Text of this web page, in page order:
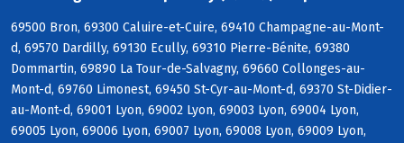
69500 Bron, 69300 Caluire-et-Cuire, 69410 Champagne-au-Mont-
d, 69570 Dardilly, 69130 Ecully, 69310 Pierre-Bénite, 69380
Dommartin, 69890 La Tour-de-Salvagny, 69660 Collonges-au-
Mont-d, 69760 Limonest, 69450 St-Cyr-au-Mont-d, 69370 St-Didier-
au-Mont-d, 69001 Lyon, 69002 Lyon, 69003 Lyon, 69004 Lyon,
69005 Lyon, 69006 Lyon, 69007 Lyon, 69008 Lyon, 69009 Lyon,